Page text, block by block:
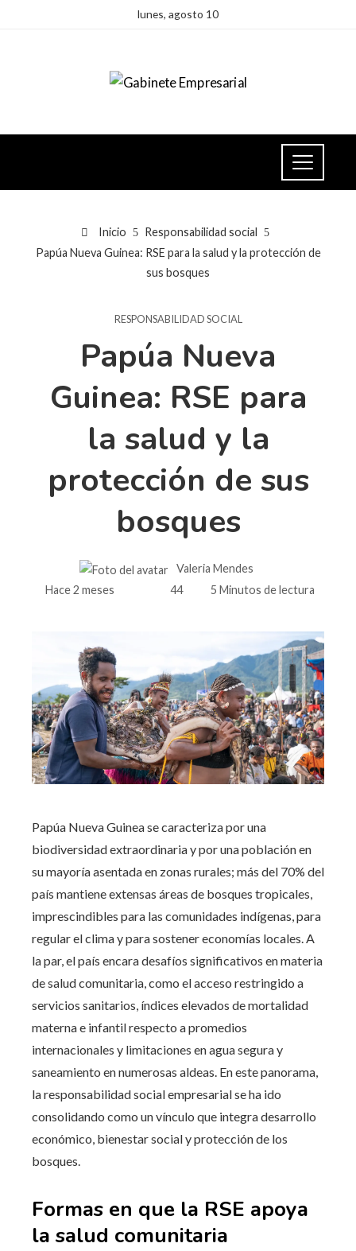
lunes, agosto 10
Inicio
Responsabilidad social
Papúa Nueva Guinea: RSE para la salud y la protección de
sus bosques
RESPONSABILIDAD SOCIAL
Papúa Nueva
Guinea: RSE para
la salud y la
protección de sus
bosques
Valeria Mendes
Hace 2 meses
44 5 Minutos de lectura
Papúa Nueva Guinea se caracteriza por una
biodiversidad extraordinaria y por una población en
su mayoría asentada en zonas rurales; más del 70% del
país mantiene extensas áreas de bosques tropicales,
imprescindibles para las comunidades indígenas, para
regular el clima y para sostener economías locales. A
la par, el país encara desafíos significativos en materia
de salud comunitaria, como el acceso restringido a
servicios sanitarios, índices elevados de mortalidad
materna e infantil respecto a promedios
internacionales y limitaciones en agua segura y
saneamiento en numerosas aldeas. En este panorama,
la responsabilidad social empresarial se ha ido
consolidando como un vínculo que integra desarrollo
económico, bienestar social y protección de los
bosques.
Formas en que la RSE apoya
la salud comunitaria